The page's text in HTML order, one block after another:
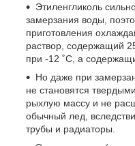
Этиленгликоль
замерзания воды,
приготовления
раствор, содержащий
при -12 ˚С, а
Но даже при
не становятся
рыхлую массу и не
обычный лед,
трубы и радиаторы.